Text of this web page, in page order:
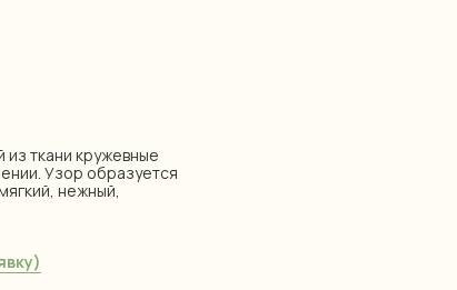
ткани кружевные
Узор образуется
нежный,